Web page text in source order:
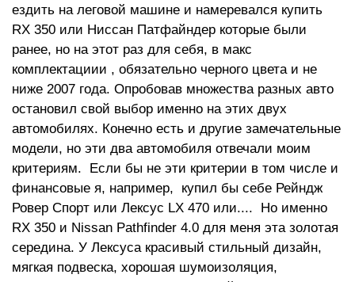
ездить на леговой машине и намеревался купить
RX 350 или Ниссан Патфайндер которые были
ранее, но на этот раз для себя, в макс
комплектациии , обязательно черного цвета и не
ниже 2007 года. Опробовав множества разных авто
остановил свой выбор именно на этих двух
автомобилях. Конечно есть и другие замечательные
модели, но эти два автомобиля отвечали моим
критериям. Если бы не эти критерии в том числе и
финансовые я, например, купил бы себе Рейндж
Ровер Спорт или Лексус LX 470 или.... Но именно
RX 350 и Nissan Pathfinder 4.0 для меня эта золотая
середина. У Лексуса красивый стильный дизайн,
мягкая подвеска, хорошая шумоизоляция,